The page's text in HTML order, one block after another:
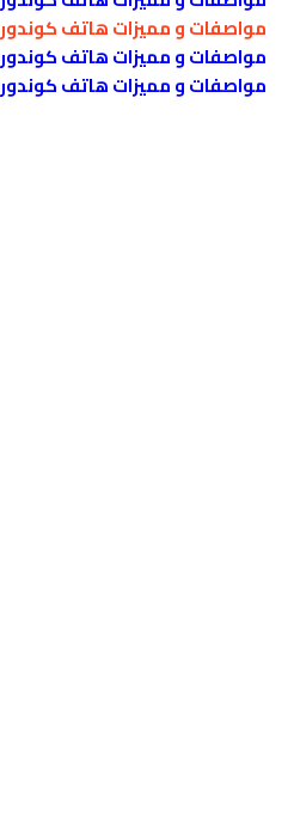
مواصفات و مميزات هاتف كوندور Condor Allure M1 Plus
مواصفات و مميزات هاتف كوندور Condor Allure M1
مواصفات و مميزات هاتف كوندور Condor Plume H1